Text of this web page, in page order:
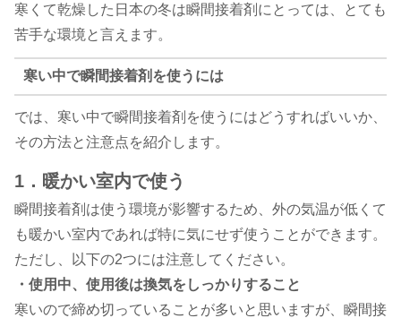
寒くて乾燥した日本の冬は瞬間接着剤にとっては、とても
苦手な環境と言えます。
寒い中で瞬間接着剤を使うには
では、寒い中で瞬間接着剤を使うにはどうすればいいか、
その方法と注意点を紹介します。
1．暖かい室内で使う
瞬間接着剤は使う環境が影響するため、外の気温が低くて
も暖かい室内であれば特に気にせず使うことができます。
ただし、以下の2つには注意してください。
・使用中、使用後は換気をしっかりすること
寒いので締め切っていることが多いと思いますが、瞬間接